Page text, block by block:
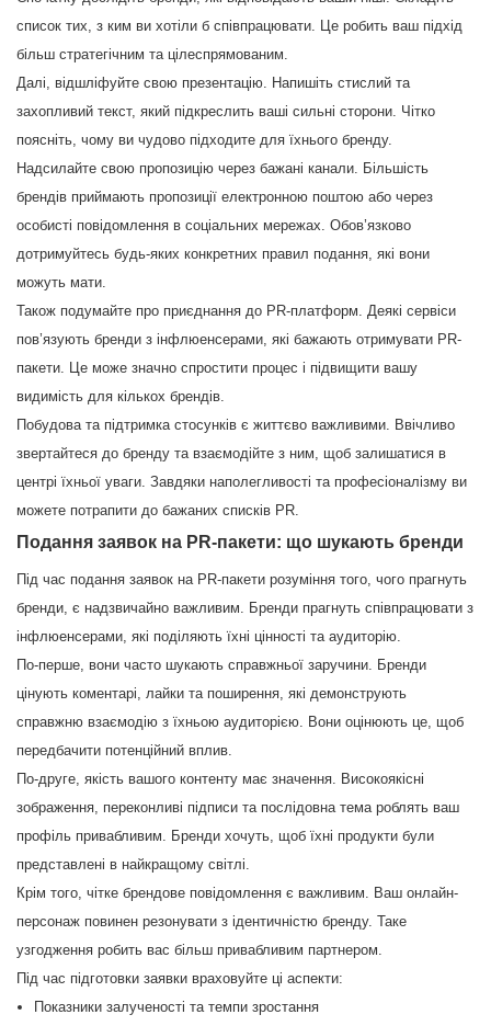
список тих, з ким ви хотіли б співпрацювати. Це робить ваш підхід
більш стратегічним та цілеспрямованим.
Далі, відшліфуйте свою презентацію. Напишіть стислий та
захопливий текст, який підкреслить ваші сильні сторони. Чітко
поясніть, чому ви чудово підходите для їхнього бренду.
Надсилайте свою пропозицію через бажані канали. Більшість
брендів приймають пропозиції електронною поштою або через
особисті повідомлення в соціальних мережах. Обов’язково
дотримуйтесь будь-яких конкретних правил подання, які вони
можуть мати.
Також подумайте про приєднання до PR-платформ. Деякі сервіси
пов’язують бренди з інфлюенсерами, які бажають отримувати PR-
пакети. Це може значно спростити процес і підвищити вашу
видимість для кількох брендів.
Побудова та підтримка стосунків є життєво важливими. Ввічливо
звертайтеся до бренду та взаємодійте з ним, щоб залишатися в
центрі їхньої уваги. Завдяки наполегливості та професіоналізму ви
можете потрапити до бажаних списків PR.
Подання заявок на PR-пакети: що шукають бренди
Під час подання заявок на PR-пакети розуміння того, чого прагнуть
бренди, є надзвичайно важливим. Бренди прагнуть співпрацювати з
інфлюенсерами, які поділяють їхні цінності та аудиторію.
По-перше, вони часто шукають справжньої заручини. Бренди
цінують коментарі, лайки та поширення, які демонструють
справжню взаємодію з їхньою аудиторією. Вони оцінюють це, щоб
передбачити потенційний вплив.
По-друге, якість вашого контенту має значення. Високоякісні
зображення, переконливі підписи та послідовна тема роблять ваш
профіль привабливим. Бренди хочуть, щоб їхні продукти були
представлені в найкращому світлі.
Крім того, чітке брендове повідомлення є важливим. Ваш онлайн-
персонаж повинен резонувати з ідентичністю бренду. Таке
узгодження робить вас більш привабливим партнером.
Під час підготовки заявки враховуйте ці аспекти:
Показники залученості та темпи зростання